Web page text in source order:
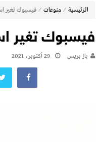
الرئيسية ⁄ منوعات ⁄ فيسبوك تغير
فيسبوك تغير
يـاز بريـس 29 أكتوبر، 2021